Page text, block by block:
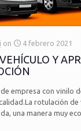
on 4 febrero 2021
Y
empresa con vinilo
rotulación de
una manera muy